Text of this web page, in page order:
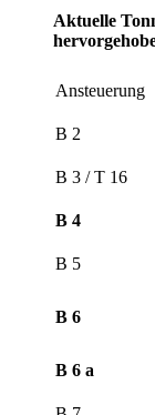
Aktuelle
Ansteuerung
B 2
B 3 / T 16
B 4
B 5
B 6
B 6 a